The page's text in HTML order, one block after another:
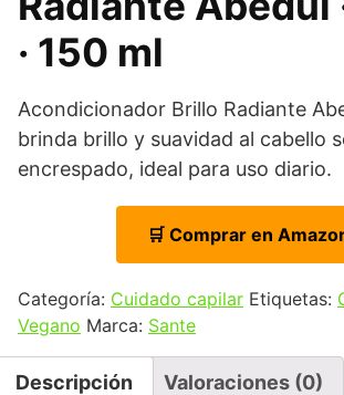
· 150 ml
Acondicionador Brillo Radiante
brinda brillo y suavidad al cabello
encrespado, ideal para uso diario.
🛒 Comprar en
Categoría: Cuidado capilar Etiquetas:
Vegano Marca: Sante
Descripción Valoraciones (0)